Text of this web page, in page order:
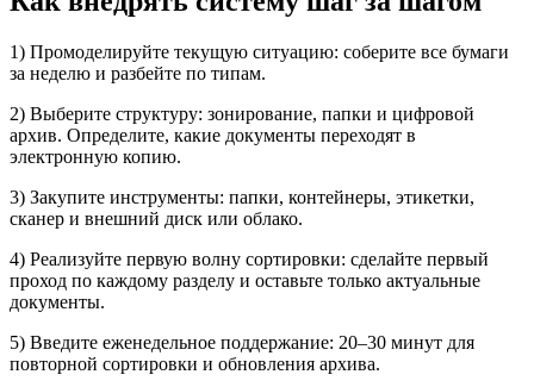
1) Промоделируйте текущую ситуацию: соберите все бумаги
за неделю и разбейте по типам.
2) Выберите структуру: зонирование, папки и цифровой
архив. Определите, какие документы переходят в
электронную копию.
3) Закупите инструменты: папки, контейнеры, этикетки,
сканер и внешний диск или облако.
4) Реализуйте первую волну сортировки: сделайте первый
проход по каждому разделу и оставьте только актуальные
документы.
5) Введите еженедельное поддержание: 20–30 минут для
повторной сортировки и обновления архива.